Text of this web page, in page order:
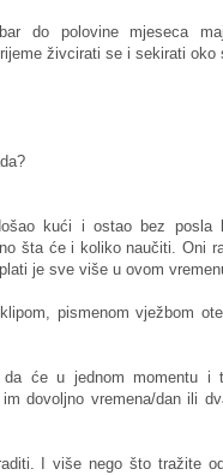
do polovine mjeseca
živcirati se i sekirati oko
kući i ostao bez posla
šta će i koliko naučiti. Oni
je sve više u ovom
pismenom vježbom
će u jednom momentu i
dovoljno vremena/dan ili
I više nego što tražite